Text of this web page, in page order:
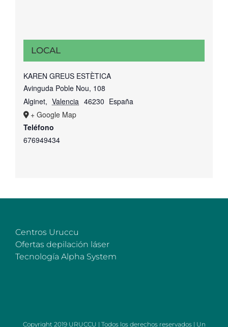
LOCAL
KAREN GREUS ESTÈTICA
Avinguda Poble Nou, 108
Alginet, Valencia 46230 España
+ Google Map
Teléfono
676949434
Centros Uruccu
Ofertas depilación láser
Tecnología Alpha System
Copyright 2019 URUCCU | Todos los derechos reservados | Un